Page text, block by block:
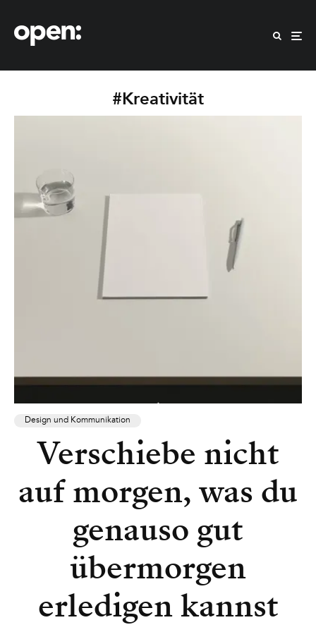
#Kreativität
Design und Kommunikation
Verschiebe nicht
auf morgen, was du
genauso gut
übermorgen
erledigen kannst